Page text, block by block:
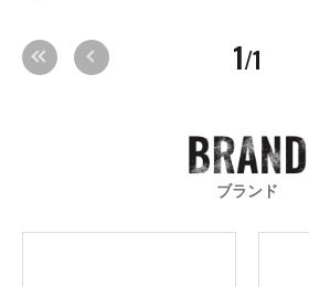
1/1
ブランド